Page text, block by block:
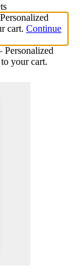
cart. Continue
your cart.